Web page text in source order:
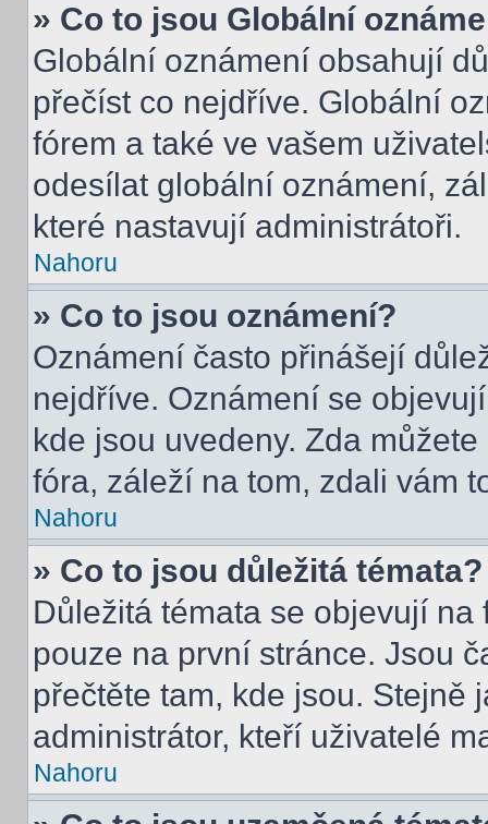
» Co to jsou Globální
Globální oznámení obsahují
přečíst co nejdříve. Globální
fórem a také ve vašem
odesílat globální oznámení,
které nastavují administrátoři.
Nahoru
» Co to jsou oznámení?
Oznámení často přinášejí
nejdříve. Oznámení se
kde jsou uvedeny. Zda
fóra, záleží na tom, zdali vám
Nahoru
» Co to jsou důležitá témata?
Důležitá témata se objevují
pouze na první stránce. Jsou
přečtěte tam, kde jsou. Stejně
administrátor, kteří uživatelé
Nahoru